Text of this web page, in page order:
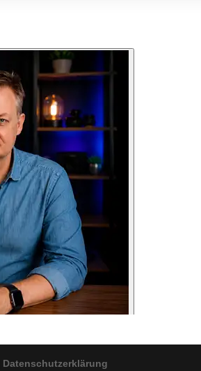
Datenschutzerklärung